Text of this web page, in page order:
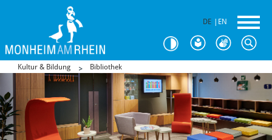
DE EN
Kultur & Bildung Bibliothek